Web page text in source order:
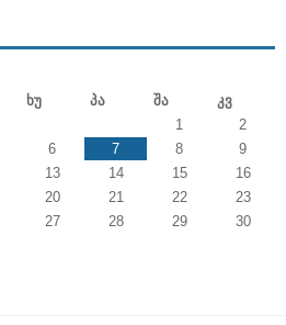
Ხუ Პა Შა Კვ
1
2
6 7 8
9
13 14 15
16
20 21 22
23
27 28 29
30